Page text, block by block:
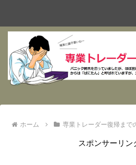
ホーム 専業トレーダー復帰まで
スポンサーリン